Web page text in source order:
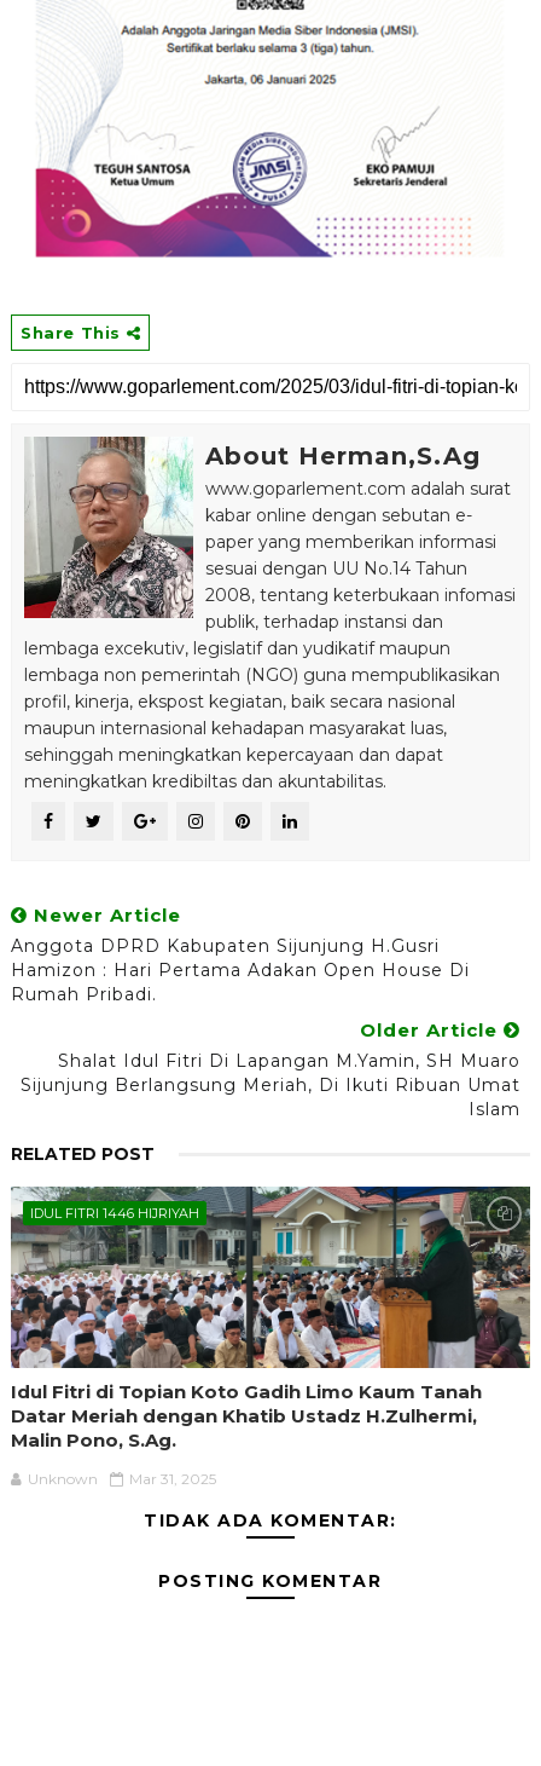
Share This
About Herman,S.Ag
www.goparlement.com adalah surat
kabar online dengan sebutan e-
paper yang memberikan informasi
sesuai dengan UU No.14 Tahun
2008, tentang keterbukaan infomasi
publik, terhadap instansi dan
lembaga excekutiv, legislatif dan yudikatif maupun
lembaga non pemerintah (NGO) guna mempublikasikan
profil, kinerja, ekspost kegiatan, baik secara nasional
maupun internasional kehadapan masyarakat luas,
sehinggah meningkatkan kepercayaan dan dapat
meningkatkan kredibiltas dan akuntabilitas.
Newer Article
Anggota DPRD Kabupaten Sijunjung H.Gusri
Hamizon : Hari Pertama Adakan Open House Di
Rumah Pribadi.
Older Article
Shalat Idul Fitri Di Lapangan M.Yamin, SH Muaro
Sijunjung Berlangsung Meriah, Di Ikuti Ribuan Umat
Islam
RELATED POST
IDUL FITRI 1446 HIJRIYAH
Idul Fitri di Topian Koto Gadih Limo Kaum Tanah
Datar Meriah dengan Khatib Ustadz H.Zulhermi,
Malin Pono, S.Ag.
Unknown Mar 31, 2025
TIDAK ADA KOMENTAR:
POSTING KOMENTAR